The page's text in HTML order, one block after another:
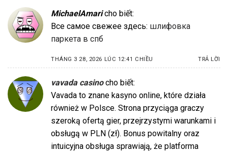
MichaelAmari cho biết:
Все самое свежее здесь: шлифовка
паркета в спб
THÁNG 3 28, 2026 LÚC 12:41 CHIỀU TRẢ LỜI
vavada casino cho biết:
Vavada to znane kasyno online, które działa
również w Polsce. Strona przyciąga graczy
szeroką ofertą gier, przejrzystymi warunkami i
obsługą w PLN (zł). Bonus powitalny oraz
intuicyjna obsługa sprawiają, że platforma